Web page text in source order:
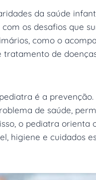
da saúde
os desafios que
como o
de
é a prevenção.
de saúde,
o pediatra orienta
higiene e cuidados